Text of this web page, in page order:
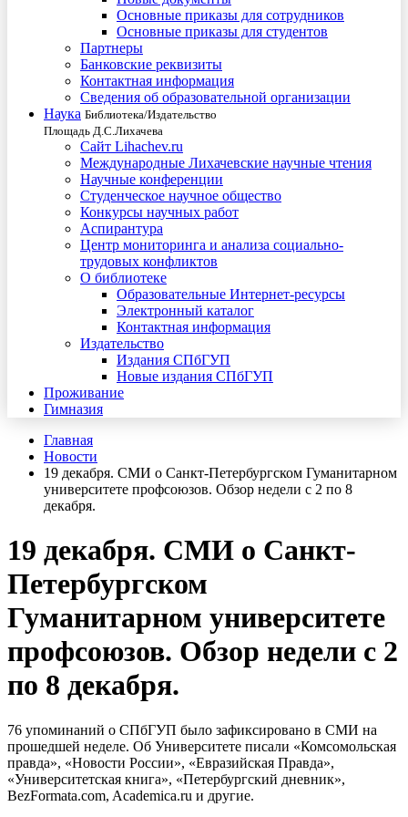
Основные приказы для сотрудников
Основные приказы для студентов
Партнеры
Банковские реквизиты
Контактная информация
Сведения об образовательной организации
Наука Библиотека/Издательство
Площадь Д.С.Лихачева
Сайт Lihachev.ru
Международные Лихачевские научные чтения
Научные конференции
Студенческое научное общество
Конкурсы научных работ
Аспирантура
Центр мониторинга и анализа социально-
трудовых конфликтов
О библиотеке
Образовательные Интернет-ресурсы
Электронный каталог
Контактная информация
Издательство
Издания СПбГУП
Новые издания СПбГУП
Проживание
Гимназия
Главная
Новости
19 декабря. СМИ о Санкт-Петербургском Гуманитарном
университете профсоюзов. Обзор недели с 2 по 8
декабря.
19 декабря. СМИ о Санкт-
Петербургском
Гуманитарном университете
профсоюзов. Обзор недели с 2
по 8 декабря.
76 упоминаний о СПбГУП было зафиксировано в СМИ на
прошедшей неделе. Об Университете писали «Комсомольская
правда», «Новости России», «Евразийская Правда»,
«Университетская книга», «Петербургский дневник»,
BezFormata.com, Academica.ru и другие.